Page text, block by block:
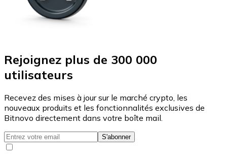
Rejoignez plus de 300 000
utilisateurs
Recevez des mises à jour sur le marché crypto, les
nouveaux produits et les fonctionnalités exclusives de
Bitnovo directement dans votre boîte mail.
S'abonner